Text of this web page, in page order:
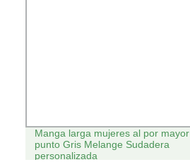
Manga larga mujeres al por mayor
punto Gris Melange Sudadera
personalizada